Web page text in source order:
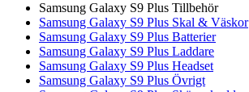
Samsung Galaxy S9 Plus Tillbehör
Samsung Galaxy S9 Plus Skal & Väskor
Samsung Galaxy S9 Plus Batterier
Samsung Galaxy S9 Plus Laddare
Samsung Galaxy S9 Plus Headset
Samsung Galaxy S9 Plus Övrigt